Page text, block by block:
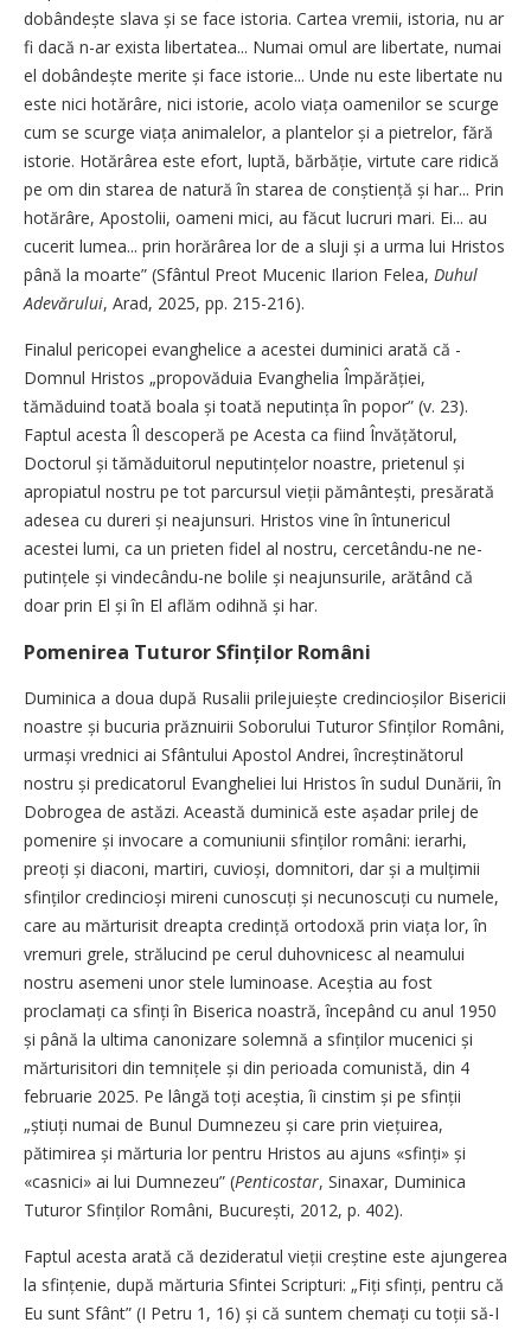
dobândește slava și se face istoria. Cartea vremii, istoria, nu ar
fi dacă n-ar exista libertatea... Numai omul are libertate, numai
el dobândește merite și face istorie... Unde nu este libertate nu
este nici hotărâre, nici istorie, acolo viața oamenilor se scurge
cum se scurge viața animalelor, a plantelor și a pietrelor, fără
istorie. Hotărârea este efort, luptă, bărbăție, virtute care ridică
pe om din starea de natură în starea de conștiență și har... Prin
hotărâre, Apostolii, oameni mici, au făcut lucruri mari. Ei... au
cucerit lumea... prin horărârea lor de a sluji și a urma lui Hristos
până la moarte” (Sfântul Preot Mucenic Ilarion Felea, Duhul
Adevărului, Arad, 2025, pp. 215-216).
Finalul pericopei evanghelice a acestei duminici arată că ­
Domnul Hristos „propovăduia Evanghelia Împărăției,
tămăduind toată boala și toată neputința în popor” (v. 23).
Faptul acesta Îl des­coperă pe Acesta ca fiind Învă­țătorul,
Doctorul și tă­măduitorul neputințelor noastre, prietenul și
apropiatul nostru pe tot parcursul vieții pă­mântești, presărată
adesea cu dureri și neajunsuri. Hristos vine în întunericul
acestei lumi, ca un prieten fidel al nostru, cercetându-ne ne­
putințele și vindecându-ne bolile și neajunsurile, arătând că
doar prin El și în El aflăm odihnă și har.
Pomenirea Tuturor Sfinților Români
Duminica a doua după Rusalii prilejuiește credincioșilor Bisericii
noastre și bucuria prăznuirii Soborului Tuturor Sfin­ților Români,
urmași vrednici ai Sfântului Apostol Andrei, încreș­tinătorul
nostru și predicatorul Evangheliei lui Hristos în sudul Dunării, în
Dobrogea de astăzi. Această duminică este așadar prilej de
pomenire și invocare a comuniunii sfinților români: ierarhi,
preoți și diaconi, martiri, cuvioși, domnitori, dar și a mulțimii
sfinților credincioși mireni cunoscuți și necunoscuți cu numele,
care au mărturisit dreapta credință ortodoxă prin viața lor, în
vremuri grele, strălucind pe cerul duhovnicesc al neamului
nostru asemeni unor stele luminoase. Aceștia au fost
proclamați ca sfinți în Biserica noastră, începând cu anul 1950
și până la ultima canonizare solemnă a sfin­ților mucenici și
mărturisitori din temnițele și din perioada comunistă, din 4
februarie 2025. Pe lângă toți aceștia, îi cinstim și pe sfinții
„știuți numai de Bunul Dumnezeu și care prin viețuirea,
pătimirea și mărturia lor pentru Hristos au ajuns «sfinți» și
«casnici» ai lui Dumnezeu” (Penticostar, Sinaxar, Duminica
Tuturor Sfinților Români, Bucu­rești, 2012, p. 402).
Faptul acesta arată că dezideratul vieții creștine este ajungerea
la sfințenie, după mărturia Sfintei Scripturi: „Fiți sfinți, pentru că
Eu sunt Sfânt” (I Petru 1, 16) și că suntem chemați cu toții să-I